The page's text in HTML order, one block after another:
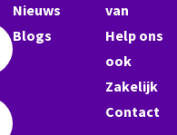
Nieuws
Blogs
van
Help ons
ook
Zakelijk
Contact